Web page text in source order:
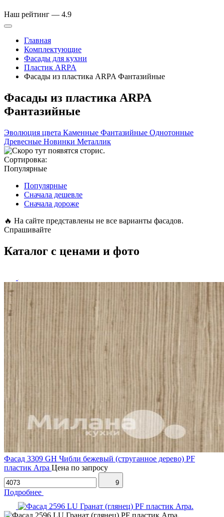
Наш рейтинг — 4.9
Главная
Комплектующие
Фасады для кухни
Пластик ARPA
Фасады из пластика ARPA Фантазийные
Фасады из пластика ARPA
Фантазийные
Эволюция цвета Каменные Фантазийные Однотонные
Древесные Новинки Металлик
Сортировка:
Популярные
Популярные
Сначала дешевле
Сначала дороже
🔥 На сайте представлены не все варианты фасадов.
Спрашивайте
Каталог с ценами и фото
Фасад 3309 GH Чибли бежевый (струганное дерево) PF
пластик Arpa Цена по запросу
9
Подробнее